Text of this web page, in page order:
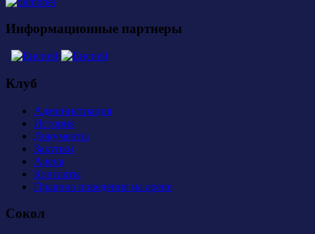
Информационные партнеры
Клуб
Администрация
История
Документы
Закупки
Арена
Контакты
Правила поведения на арене
Сокол